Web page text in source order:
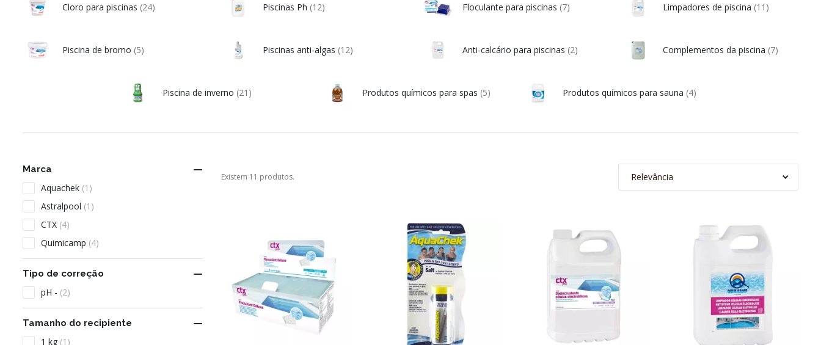
Cloro para piscinas (24) Piscinas Ph (12) Floculante para piscinas (7) Limpadores de piscina (11)
Piscina de bromo (5) Piscinas anti-algas (12) Anti-calcário para piscinas (2) Complementos da piscina (7)
Piscina de inverno (21) Produtos químicos para spas (5) Produtos químicos para sauna (4)
Marca 
Aquachek (1)
Astralpool (1)
CTX (4)
Quimicamp (4)
Tipo de correção 
pH - (2)
Tamanho do recipiente 
1 kg (1)
Existem 11 produtos. Relevância